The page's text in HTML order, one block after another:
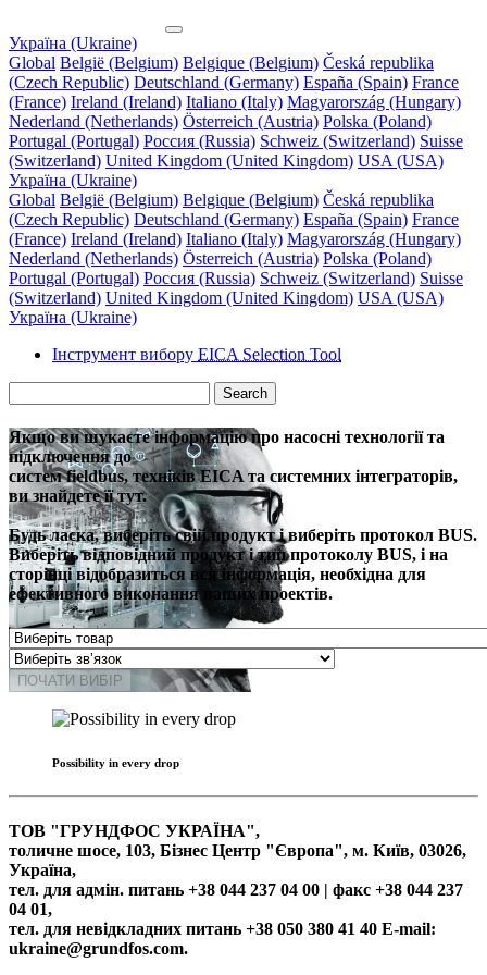
Україна (Ukraine)
Global België (Belgium) Belgique (Belgium) Česká republika
(Czech Republic) Deutschland (Germany) España (Spain) France
(France) Ireland (Ireland) Italiano (Italy) Magyarország (Hungary)
Nederland (Netherlands) Österreich (Austria) Polska (Poland)
Portugal (Portugal) Россия (Russia) Schweiz (Switzerland) Suisse
(Switzerland) United Kingdom (United Kingdom) USA (USA)
Україна (Ukraine)
Global België (Belgium) Belgique (Belgium) Česká republika
(Czech Republic) Deutschland (Germany) España (Spain) France
(France) Ireland (Ireland) Italiano (Italy) Magyarország (Hungary)
Nederland (Netherlands) Österreich (Austria) Polska (Poland)
Portugal (Portugal) Россия (Russia) Schweiz (Switzerland) Suisse
(Switzerland) United Kingdom (United Kingdom) USA (USA)
Україна (Ukraine)
Інструмент вибору EICA Selection Tool
Search
Якщо ви шукаєте інформацію про насосні технології та
підключення до
систем fieldbus, техніків EICA та системних інтеграторів,
ви знайдете її тут.
Будь ласка, виберіть свій продукт і виберіть протокол BUS.
Виберіть відповідний продукт і тип протоколу BUS, і на
сторінці відобразиться вся інформація, необхідна для
ефективного виконання ваших проектів.
ПОЧАТИ ВИБІР
Possibility in every drop
ТОВ "ГРУНДФОС УКРАЇНА",
толичне шосе, 103, Бізнес Центр "Європа", м. Київ, 03026,
Україна,
тел. для адмін. питань +38 044 237 04 00 | факс +38 044 237
04 01,
тел. для невідкладних питань +38 050 380 41 40 E-mail:
ukraine@grundfos.com.